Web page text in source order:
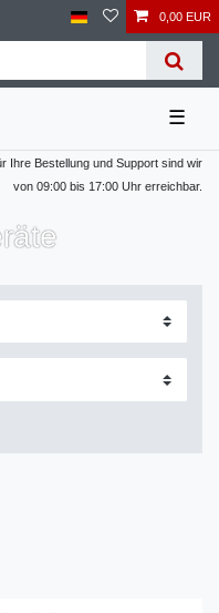
0,00 EUR
☰
Ihre Bestellung und Support sind wir
von 09:00 bis 17:00 Uhr erreichbar.